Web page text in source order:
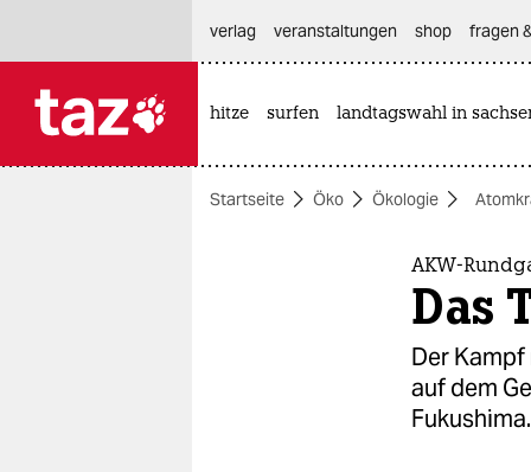
themen
verlag
veranstaltungen shop fragen
hitze surfen landtagswahl in
Startseite Öko Ökologie
AKW-
Das
Der
auf dem
Fukushima.